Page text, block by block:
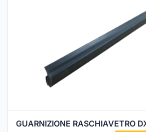
GUARNIZIONE RASCHIAVETRO